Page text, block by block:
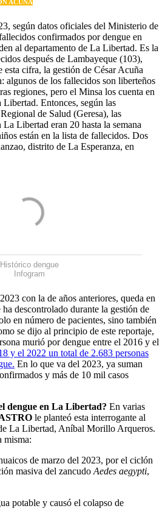
ACUÑA
según datos oficiales del Ministerio de
confirmados por dengue en
al departamento de La Libertad. Es la
después de Lambayeque (103),
cifra, la gestión de César Acuña
algunos de los fallecidos son liberteños
regiones, pero el Minsa los cuenta en
Entonces, según las
de Salud (Geresa), las
Libertad eran 20 hasta la semana
están en la lista de fallecidos. Dos
distrito de La Esperanza, en
Histórico dengue
Infogram
con la de años anteriores, queda en
descontrolado durante la gestión de
en número de pacientes, sino también
se dijo al principio de este reportaje,
murió por dengue entre el 2016 y el
y el 2022 un total de 2.683 personas
En lo que va del 2023, ya suman
y más de 10 mil casos
dengue en La Libertad? En varias
le planteó esta interrogante al
La Libertad, Aníbal Morillo Arqueros.
misma:
de marzo del 2023, por el ciclón
masiva del zancudo Aedes aegypti,
potable y causó el colapso de